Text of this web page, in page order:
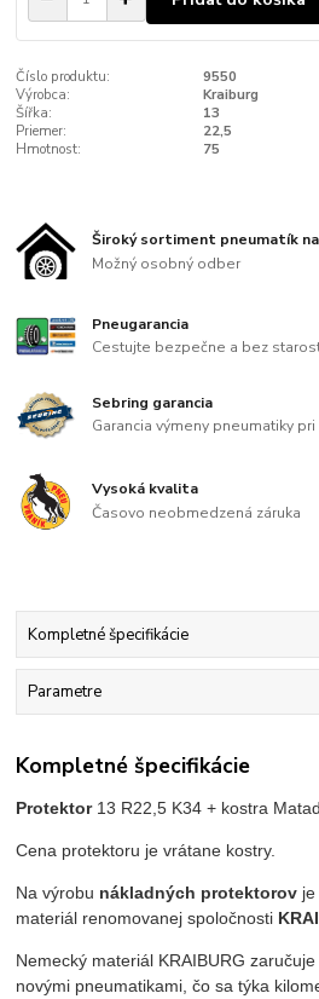
Číslo produktu:
9550
Výrobca:
Kraiburg
Šířka:
13
Priemer:
22,5
Hmotnost:
75
Široký sortiment pneumatík
Možný osobný odber
Pneugarancia
Cestujte bezpečne a bez
Sebring garancia
Garancia výmeny pneumatiky
Vysoká kvalita
Časovo neobmedzená záruka
Kompletné špecifikácie
Parametre
Kompletné špecifikácie
Protektor13 R22,5 K34+ kostra
Cena protektoru je vrátane kostry.
Na výrobu nákladných protektorov
materiál renomovanej spoločnosti
Nemecký materiál KRAIBURG
novými pneumatikami, čo sa týka